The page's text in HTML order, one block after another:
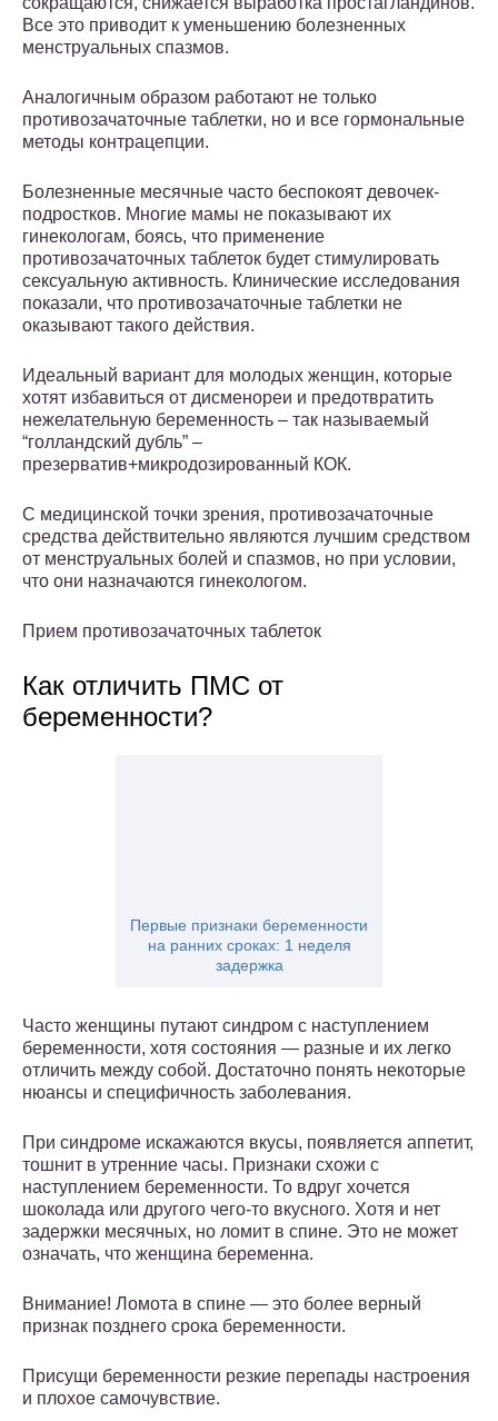
Все это приводит к уменьшению болезненных
менструальных спазмов.
Аналогичным образом работают не только
противозачаточные таблетки, но и все гормональные
методы контрацепции.
Болезненные месячные часто беспокоят девочек-
подростков. Многие мамы не показывают их
гинекологам, боясь, что применение
противозачаточных таблеток будет стимулировать
сексуальную активность. Клинические исследования
показали, что противозачаточные таблетки не
оказывают такого действия.
Идеальный вариант для молодых женщин, которые
хотят избавиться от дисменореи и предотвратить
нежелательную беременность – так называемый
“голландский дубль” –
презерватив+микродозированный КОК.
С медицинской точки зрения, противозачаточные
средства действительно являются лучшим средством
от менструальных болей и спазмов, но при условии,
что они назначаются гинекологом.
Прием противозачаточных таблеток
Как отличить ПМС от
беременности?
Первые признаки беременности
на ранних сроках: 1 неделя
задержка
Часто женщины путают синдром с наступлением
беременности, хотя состояния — разные и их легко
отличить между собой. Достаточно понять некоторые
нюансы и специфичность заболевания.
При синдроме искажаются вкусы, появляется аппетит,
тошнит в утренние часы. Признаки схожи с
наступлением беременности. То вдруг хочется
шоколада или другого чего-то вкусного. Хотя и нет
задержки месячных, но ломит в спине. Это не может
означать, что женщина беременна.
Внимание! Ломота в спине — это более верный
признак позднего срока беременности.
Присущи беременности резкие перепады настроения
и плохое самочувствие.